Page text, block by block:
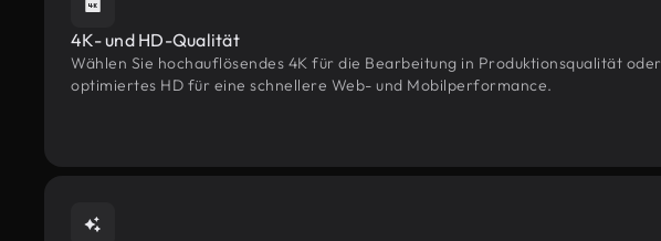
4K- und HD-Qualität
Wählen Sie hochauflösendes 4K für die Bearbeitung in Produktionsqualität oder
optimiertes HD für eine schnellere Web- und Mobilperformance.